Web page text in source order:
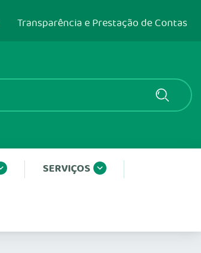
Transparência e Prestação de Contas
SERVIÇOS